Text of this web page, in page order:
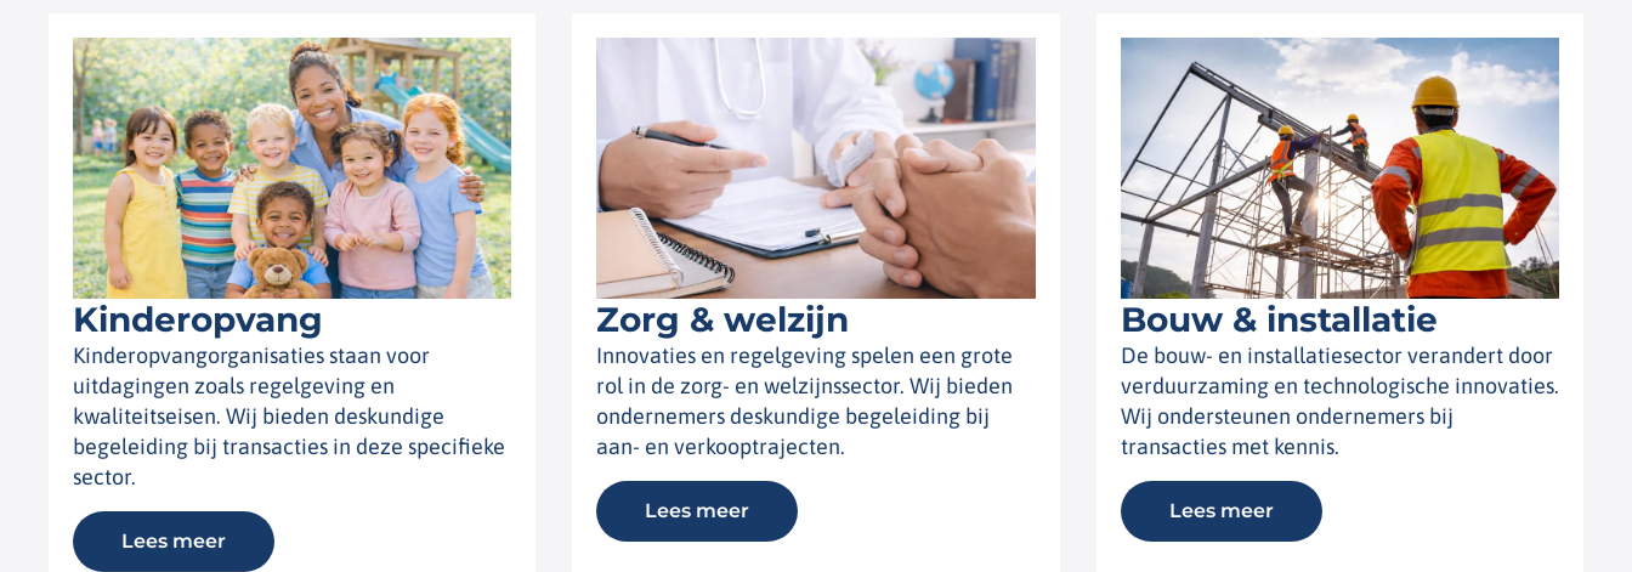
Kinderopvang
Kinderopvangorganisaties staan voor
uitdagingen zoals regelgeving en
kwaliteitseisen. Wij bieden deskundige
begeleiding bij transacties in deze specifieke
sector.
Lees meer
Zorg & welzijn
Innovaties en regelgeving spelen een grote
rol in de zorg- en welzijnssector. Wij bieden
ondernemers deskundige begeleiding bij
aan- en verkooptrajecten.
Lees meer
Bouw & installatie
De bouw- en installatiesector verandert door
verduurzaming en technologische innovaties.
Wij ondersteunen ondernemers bij
transacties met kennis.
Lees meer